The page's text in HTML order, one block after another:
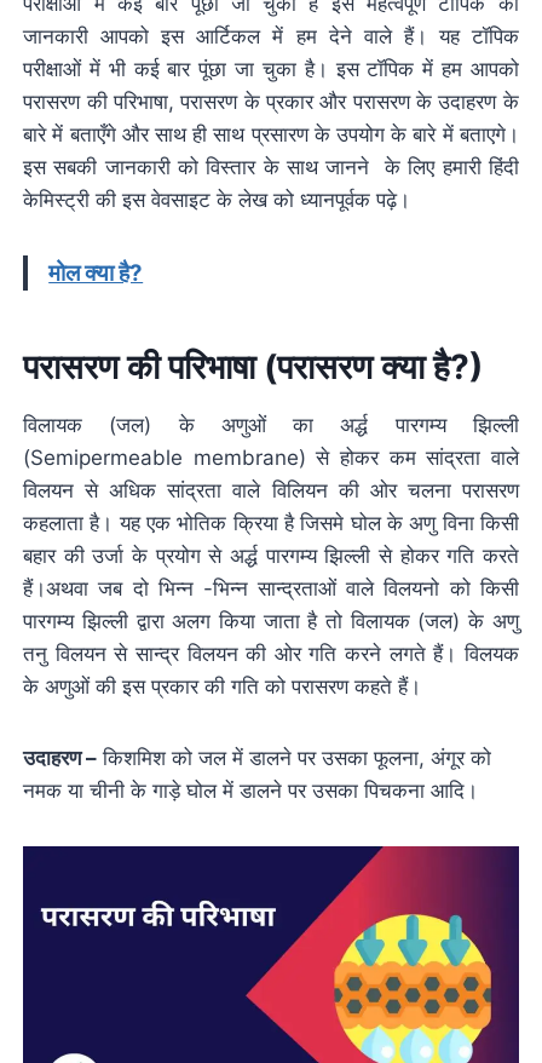
जानकारी आपको इस आर्टिकल में हम देने वाले हैं। यह टॉपिक
परीक्षाओं में भी कई बार पूंछा जा चुका है। इस टॉपिक में हम आपको
परासरण की परिभाषा, परासरण के प्रकार और परासरण के उदाहरण के
बारे में बताएँगे और साथ ही साथ प्रसारण के उपयोग के बारे में बताएगे।
इस सबकी जानकारी को विस्तार के साथ जानने के लिए हमारी हिंदी
केमिस्ट्री की इस वेवसाइट के लेख को ध्यानपूर्वक पढ़े।
मोल क्या है?
परासरण की परिभाषा (परासरण क्या है?)
विलायक (जल) के अणुओं का अर्द्ध पारगम्य झिल्ली
(Semipermeable membrane) से होकर कम सांद्रता वाले
विलयन से अधिक सांद्रता वाले विलियन की ओर चलना परासरण
कहलाता है। यह एक भोतिक क्रिया है जिसमे घोल के अणु विना किसी
बहार की उर्जा के प्रयोग से अर्द्ध पारगम्य झिल्ली से होकर गति करते
हैं।अथवा जब दो भिन्न -भिन्न सान्द्रताओं वाले विलयनो को किसी
पारगम्य झिल्ली द्वारा अलग किया जाता है तो विलायक (जल) के अणु
तनु विलयन से सान्द्र विलयन की ओर गति करने लगते हैं। विलयक
के अणुओं की इस प्रकार की गति को परासरण कहते हैं।
उदाहरण – किशमिश को जल में डालने पर उसका फूलना, अंगूर को
नमक या चीनी के गाड़े घोल में डालने पर उसका पिचकना आदि।